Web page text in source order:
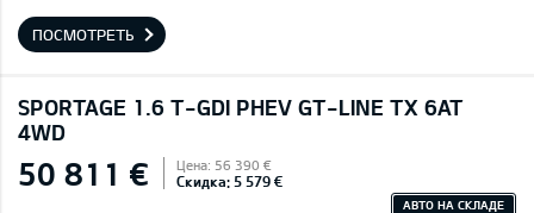
ПОСМОТРЕТЬ
SPORTAGE 1.6 T-GDI PHEV GT-LINE TX 6AT
4WD
50 811 € Цена: 56 390 €
Скидка: 5 579 €
АВТО НА СКЛАДЕ